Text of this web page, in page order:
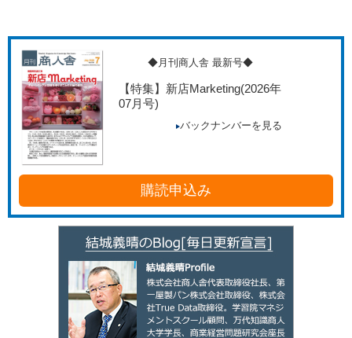
◆月刊商人舎 最新号◆
【特集】新店Marketing(2026年
07月号)
バックナンバーを見る
購読申込み